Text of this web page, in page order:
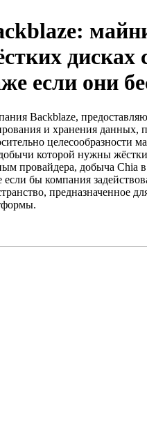
дисках
если они
Backblaze,
и хранения данных,
целесообразности
которой нужны
провайдера, добыча Chia
если бы компания
предназначенное